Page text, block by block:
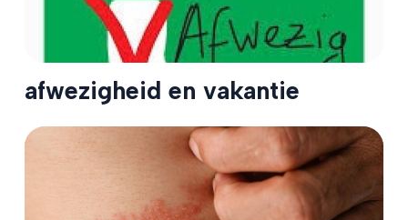
afwezigheid en vakantie